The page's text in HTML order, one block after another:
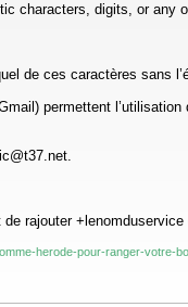
characters, digits, or any
de ces caractères
permettent
rajouter
herode-pour-ranger-votre-